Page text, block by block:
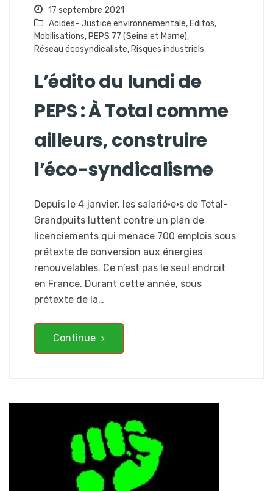
17 septembre 2021
Acides- Justice environnementale, Editos,
Mobilisations, PEPS 77 (Seine et Marne),
Réseau écosyndicaliste, Risques industriels
L’édito du lundi de
PEPS : À Total comme
ailleurs, construire
l’éco-syndicalisme
Depuis le 4 janvier, les salarié·e·s de Total-
Grandpuits luttent contre un plan de
licenciements qui menace 700 emplois sous
prétexte de conversion aux énergies
renouvelables. Ce n’est pas le seul endroit
en France. Durant cette année, sous
prétexte de la…
Continue